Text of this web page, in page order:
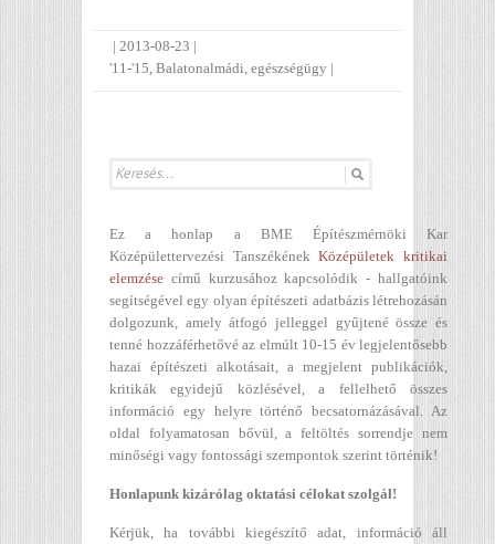
| 2013-08-23 |
'11-'15 Balatonalmádi egészségügy |
Ez a honlap a BME Építészmérnöki Kar
Középülettervezési TanszékénekKözépületek kritikai
elemzése című kurzusához kapcsolódik - hallgatóink
segítségével egy olyan építészeti adatbázis létrehozásán
dolgozunk, amely átfogó jelleggel gyűjtené össze és
tenné hozzáférhetővé az elmúlt 10-15 év legjelentősebb
hazai építészeti alkotásait, a megjelent publikációk,
kritikák egyidejű közlésével, a fellelhető összes
információ egy helyre történő becsatornázásával. Az
oldal folyamatosan bővül, a feltöltés sorrendje nem
minőségi vagy fontossági szempontok szerint történik!
Honlapunk kizárólag oktatási célokat szolgál!
Kérjük, ha további kiegészítő adat, információ áll